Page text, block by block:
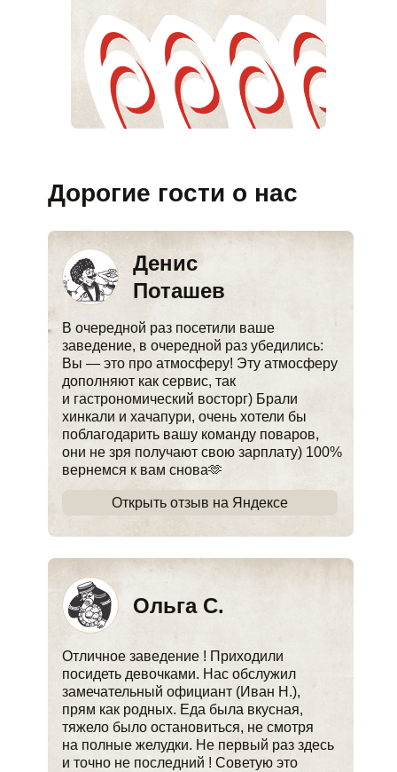
Дорогие гости о нас
Денис
Поташев
В очередной раз посетили ваше
заведение, в очередной раз убедились:
Вы — это про атмосферу! Эту атмосферу
дополняют как сервис, так
и гастрономический восторг) Брали
хинкали и хачапури, очень хотели бы
поблагодарить вашу команду поваров,
они не зря получают свою зарплату) 100%
вернемся к вам снова🫶
Ольга С.
Отличное заведение ! Приходили
посидеть девочками. Нас обслужил
замечательный официант (Иван Н.),
прям как родных. Еда была вкусная,
тяжело было остановиться, не смотря
на полные желудки. Не первый раз здесь
и точно не последний ! Советую это
Открыть отзыв на Яндексе